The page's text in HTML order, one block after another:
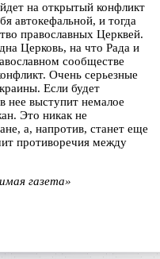
на открытый конфликт
автокефальной, и тогда
православных Церквей.
Церковь, на что Рада и
сообществе
Очень серьезные
Если будет
нее выступит немалое
Это никак не
а, напротив, станет еще
противоречия между
газета»